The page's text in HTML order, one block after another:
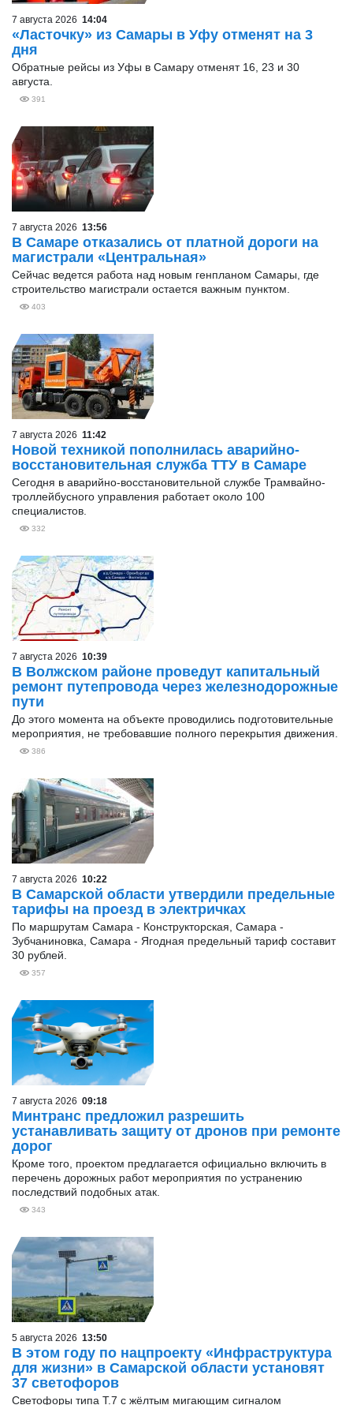
7 августа 2026 14:04
«Ласточку» из Самары в Уфу отменят на 3
дня
Обратные рейсы из Уфы в Самару отменят 16, 23 и 30
августа.
391
7 августа 2026 13:56
В Самаре отказались от платной дороги на
магистрали «Центральная»
Сейчас ведется работа над новым генпланом Самары, где
строительство магистрали остается важным пунктом.
403
7 августа 2026 11:42
Новой техникой пополнилась аварийно-
восстановительная служба ТТУ в Самаре
Сегодня в аварийно-восстановительной службе Трамвайно-
троллейбусного управления работает около 100
специалистов.
332
7 августа 2026 10:39
В Волжском районе проведут капитальный
ремонт путепровода через железнодорожные
пути
До этого момента на объекте проводились подготовительные
мероприятия, не требовавшие полного перекрытия движения.
386
7 августа 2026 10:22
В Самарской области утвердили предельные
тарифы на проезд в электричках
По маршрутам Самара - Конструкторская, Самара -
Зубчаниновка, Самара - Ягодная предельный тариф составит
30 рублей.
357
7 августа 2026 09:18
Минтранс предложил разрешить
устанавливать защиту от дронов при ремонте
дорог
Кроме того, проектом предлагается официально включить в
перечень дорожных работ мероприятия по устранению
последствий подобных атак.
343
5 августа 2026 13:50
В этом году по нацпроекту «Инфраструктура
для жизни» в Самарской области установят
37 светофоров
Светофоры типа Т.7 с жёлтым мигающим сигналом